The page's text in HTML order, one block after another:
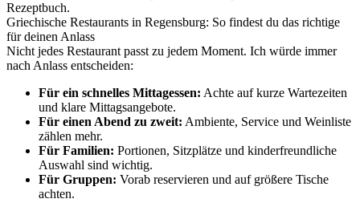
Rezeptbuch.
Griechische Restaurants in Regensburg: So findest du das richtige
für deinen Anlass
Nicht jedes Restaurant passt zu jedem Moment. Ich würde immer
nach Anlass entscheiden:
Für ein schnelles Mittagessen: Achte auf kurze Wartezeiten
und klare Mittagsangebote.
Für einen Abend zu zweit: Ambiente, Service und Weinliste
zählen mehr.
Für Familien: Portionen, Sitzplätze und kinderfreundliche
Auswahl sind wichtig.
Für Gruppen: Vorab reservieren und auf größere Tische
achten.